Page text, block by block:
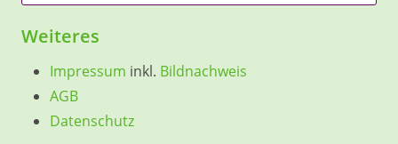
Weiteres
Impressum inkl. Bildnachweis
AGB
Datenschutz